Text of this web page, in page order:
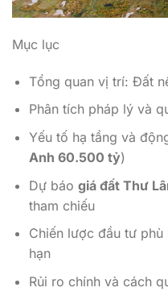
Mục lục
Tổng quan vị trí: Đất
Phân tích pháp lý và
Yếu tố hạ tầng và
Anh 60.500 tỷ)
Dự báo giá đất Thư
tham chiếu
Chiến lược đầu tư
hạn
Rủi ro chính và cách